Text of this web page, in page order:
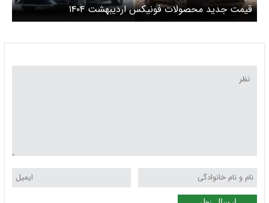
قیمت جدید محصولات فونیکس اردیبهشت ۱۴۰۴